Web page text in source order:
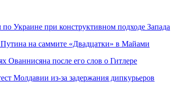
Украине при конструктивном подходе Запада
на саммите «Двадцатки» в Майами
Ованнисяна после его слов о Гитлере
Молдавии из-за задержания дипкурьеров